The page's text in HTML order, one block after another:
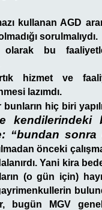
kullanan AGD
sorulmalıydı.
bu
hizmet ve
lazımdı.
bunların hiç biri
“bundan sonra
önceki
Yani kira
(o gün için)
bugün MGV